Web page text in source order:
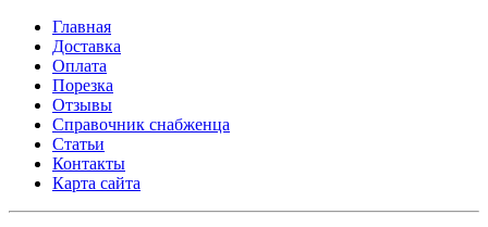
Главная
Доставка
Оплата
Порезка
Отзывы
Справочник снабженца
Статьи
Контакты
Карта сайта